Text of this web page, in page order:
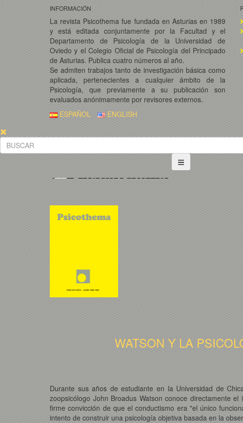
INFORMACIÓN
La revista Psicothema fue fundada en Asturias en 1989
y está editada conjuntamente por la Facultad y el
Departamento de Psicología de la Universidad de
Oviedo y el Colegio Oficial de Psicología del Principado
de Asturias. Publica cuatro números al año.
Se admiten trabajos tanto de investigación básica como
aplicada, pertenecientes a cualquier ámbito de la
Psicología, que previamente a su publicación son
evaluados anónimamente por revisores externos.
ESPAÑOL ENGLISH
WATSON Y LA
Durante sus años de estudiante en la Universidad de
zoopsicólogo John Broadus Watson conoce directamente
firme convicción de que el conductismo era "el único
intento de construir una psicología objetiva basada en la